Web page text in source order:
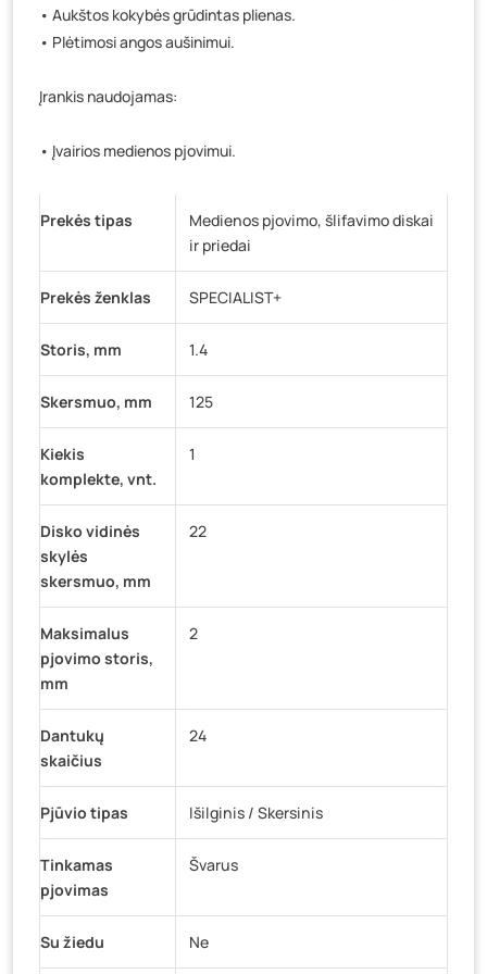
• Aukštos kokybės grūdintas plienas.
• Plėtimosi angos aušinimui.
Įrankis naudojamas:
• Įvairios medienos pjovimui.
Prekės tipas
Medienos pjovimo, šlifavimo diskai
ir priedai
Prekės ženklas SPECIALIST+
Storis, mm 1.4
Skersmuo, mm 125
Kiekis
komplekte, vnt.
1
Disko vidinės
skylės
skersmuo, mm
22
Maksimalus
pjovimo storis,
mm
2
Dantukų
skaičius
24
Pjūvio tipas Išilginis / Skersinis
Tinkamas
pjovimas
Švarus
Su žiedu Ne